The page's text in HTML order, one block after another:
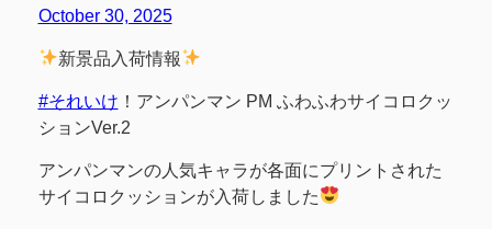
October 30, 2025
新景品入荷情報
#それいけ ！アンパンマン PM ふわふわサイコロクッ
ションVer.2
アンパンマンの人気キャラが各面にプリントされた
サイコロクッションが入荷しました